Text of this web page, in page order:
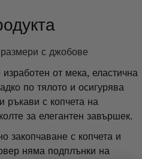
с джобове
от мека, еластична
по тялото и осигурява
ръкави с копчета на
за елегантен завършек.
закопчаване с копчета и
няма подплънки на